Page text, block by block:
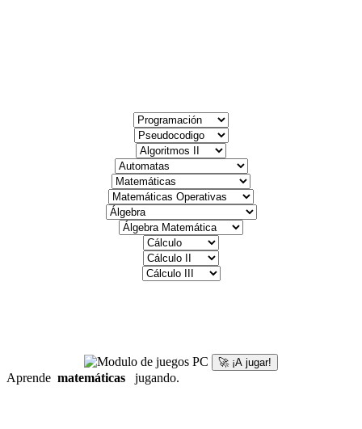
🚀 ¡A jugar!
Aprende matemáticas jugando.